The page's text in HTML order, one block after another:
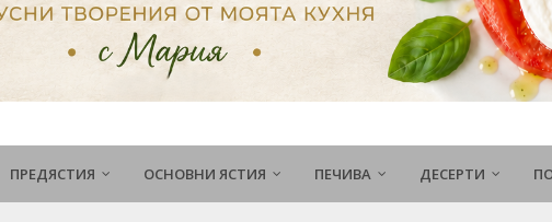
ПРЕДЯСТИЯ ОСНОВНИ ЯСТИЯ ПЕЧИВА ДЕСЕРТИ